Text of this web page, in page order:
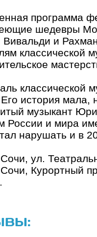
программа
шедевры
Вивальди и
классической
классической
история мала,
музыкант
России и мира
нарушать и в
ул.
Курортный